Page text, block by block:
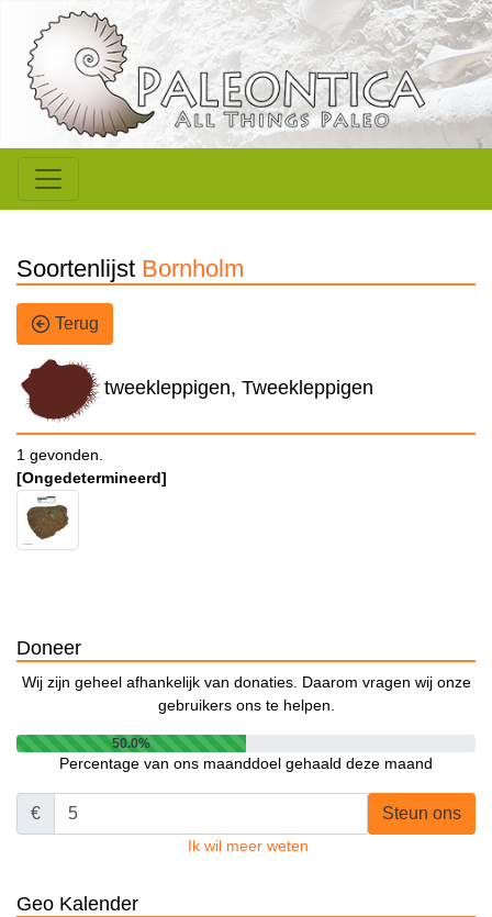
Soortenlijst Bornholm
Terug
tweekleppigen, Tweekleppigen
1 gevonden.
[Ongedetermineerd]
Doneer
Wij zijn geheel afhankelijk van donaties. Daarom vragen wij onze
gebruikers ons te helpen.
50.0%
Percentage van ons maanddoel gehaald deze maand
€ Steun ons
Ik wil meer weten
Geo Kalender